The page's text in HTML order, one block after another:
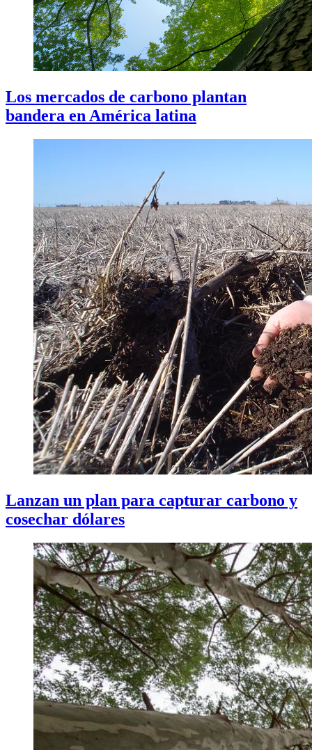
Los mercados de carbono plantan
bandera en América latina
Lanzan un plan para capturar carbono y
cosechar dólares